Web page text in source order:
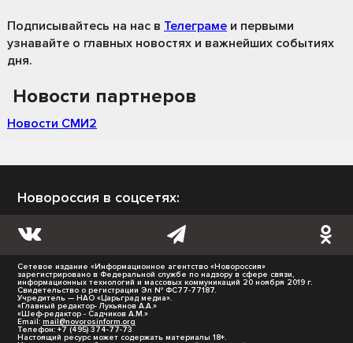
Подписывайтесь на нас в Телеграме и первыми
узнавайте о главных новостях и важнейших событиях
дня.
Новости партнеров
Новости СМИ2
Новороссия в соцсетях:
Сетевое издание «Информационное агентство «Новороссия»
зарегистрировано в Федеральной службе по надзору в сфере связи,
информационных технологий и массовых коммуникаций 20 ноября 2019 г.
Свидетельство о регистрации Эл № ФС77-77187.
Учредитель — НАО «Царьград медиа».
«Главный редактор- Лукьянов А.А.»
«Шеф-редактор - Садчиков А.М.»
Email: mail@novorosinform.org
Телефон: +7 (495) 374-77-73
Настоящий ресурс может содержать материалы 18+.